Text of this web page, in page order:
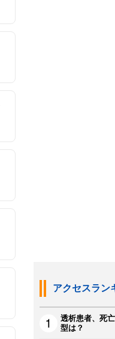
アクセスラン
透析患者、死
型は？